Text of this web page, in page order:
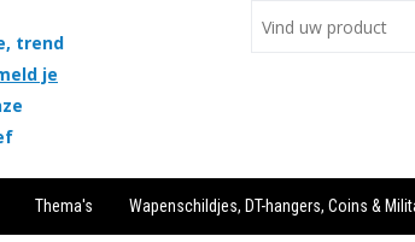
trend
je
Thema's Wapenschildjes, DT-hangers, Coins &